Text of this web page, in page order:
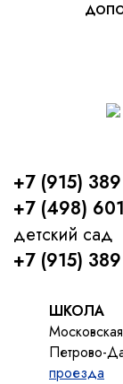
+7 (915)
+7 (498)
детский сад
+7 (915)
ШКОЛА
Петрово-
проезда